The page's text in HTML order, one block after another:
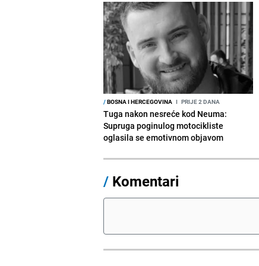
/BOSNA I HERCEGOVINA I PRIJE 2 DANA
Tuga nakon nesreće kod Neuma:
Supruga poginulog motocikliste
oglasila se emotivnom objavom
/ Komentari